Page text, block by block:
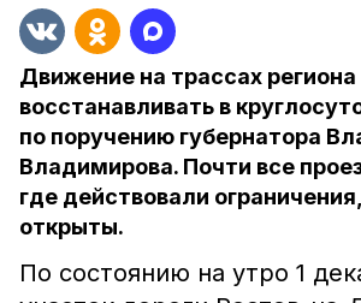
Движение на трассах
восстанавливать в
по поручению губернатора
Владимирова. Почти все
где действовали
открыты.
По состоянию на утро 1